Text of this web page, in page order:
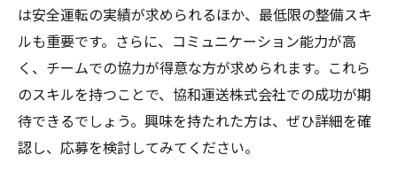
は安全運転の実績が求められるほか、最低限の整備スキ
ルも重要です。さらに、コミュニケーション能力が高
く、チームでの協力が得意な方が求められます。これら
のスキルを持つことで、協和運送株式会社での成功が期
待できるでしょう。興味を持たれた方は、ぜひ詳細を確
認し、応募を検討してみてください。